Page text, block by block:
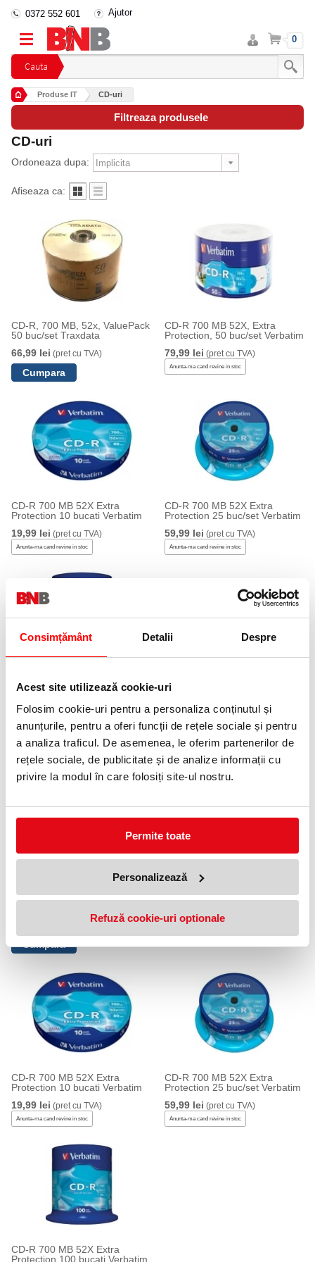
Consimțământ Detalii Despre
Acest site utilizează cookie-uri
Folosim cookie-uri pentru a personaliza conținutul și
anunțurile, pentru a oferi funcții de rețele sociale și pentru
a analiza traficul. De asemenea, le oferim partenerilor de
rețele sociale, de publicitate și de analize informații cu
privire la modul în care folosiți site-ul nostru.
Permite toate
Personalizează
Refuză cookie-uri optionale
Cauta
0372 552 601 Ajutor
Intra
in
cont
Cos 0
Produse IT CD-uri
Filtreaza produsele
CD-uri
Ordoneaza dupa:
Afiseaza ca:
CD-R, 700 MB, 52x, ValuePack
50 buc/set Traxdata
66,99 lei (pret cu TVA)
CD-R 700 MB 52X, Extra
Protection, 50 buc/set Verbatim
79,99 lei (pret cu TVA)
Anunta-ma cand revine in stoc
CD-R 700 MB 52X Extra
Protection 10 bucati Verbatim
19,99 lei (pret cu TVA)
Anunta-ma cand revine in stoc
CD-R 700 MB 52X Extra
Protection 25 buc/set Verbatim
59,99 lei (pret cu TVA)
Anunta-ma cand revine in stoc
Protection 100 bucati Verbatim
179,99 lei (pret cu TVA)
NOUTATI
CD-R, 700 MB, 52x, ValuePack
CD-R 700 MB 52X, Extra
79,99 lei
CD-R 700 MB 52X Extra
Protection 10 bucati Verbatim
19,99 lei (pret cu TVA)
Anunta-ma cand revine in stoc
CD-R 700 MB 52X Extra
Protection 25 buc/set Verbatim
59,99 lei (pret cu TVA)
Anunta-ma cand revine in stoc
CD-R 700 MB 52X Extra
Protection 100 bucati Verbatim